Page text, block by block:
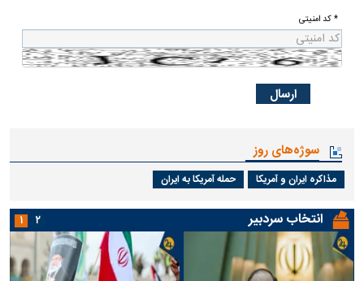
* کد امنیتی
سوژه‌های روز
مذاکره ایران و آمریکا حمله آمریکا به ایران
انتخاب سردبیر ۱ ۲